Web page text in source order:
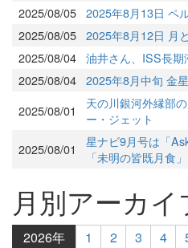
2025/08/05 2025年8月13日 ペ
2025/08/05 2025年8月12日 月
2025/08/04 油井さん、ISS長期
2025/08/04 2025年8月中旬 金
2025/08/01
天の川銀河外縁部
ー・ジェット
2025/08/01
星ナビ9月号は「
「未明の皆既月食」
月別アーカイ
2026年 1 2 3 4